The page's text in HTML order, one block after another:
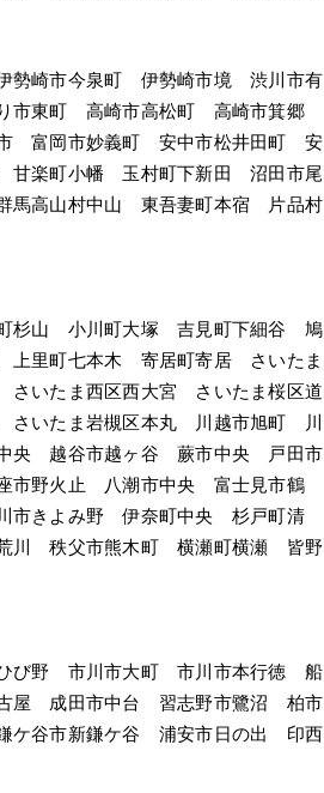
勢崎市今泉町　伊勢崎市境　渋川市有
市東町　高崎市高松町　高崎市箕郷
　富岡市妙義町　安中市松井田町　安
甘楽町小幡　玉村町下新田　沼田市尾
馬高山村中山　東吾妻町本宿　片品村
杉山　小川町大塚　吉見町下細谷　鳩
上里町七本木　寄居町寄居　さいたま
さいたま西区西大宮　さいたま桜区道
いたま岩槻区本丸　川越市旭町　川
央　越谷市越ヶ谷　蕨市中央　戸田市
市野火止　八潮市中央　富士見市鶴
市きよみ野　伊奈町中央　杉戸町清
川　秩父市熊木町　横瀬町横瀬　皆野
び野　市川市大町　市川市本行徳　船
屋　成田市中台　習志野市鷺沼　柏市
ケ谷市新鎌ケ谷　浦安市日の出　印西